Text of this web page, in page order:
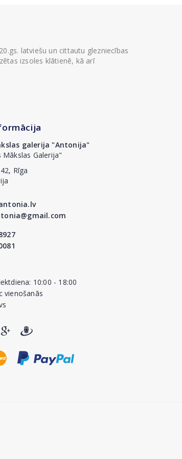
latviešu un cittautu glezniecības
izsoles klātienē, kā arī
galerija "Antonija"
Mākslas Galerija"
Rīga
10:00 - 18:00
vienošanās